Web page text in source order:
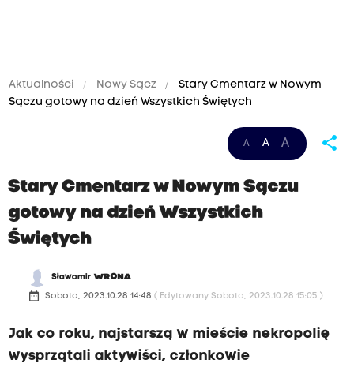
Aktualności Nowy Sącz
Stary Cmentarz w Nowym
Sączu gotowy na dzień Wszystkich Świętych
A A A share
Stary Cmentarz w Nowym Sączu
gotowy na dzień Wszystkich
Świętych
SławomirWRONA
date_range Sobota, 2023.10.28 14:48 ( Edytowany Sobota, 2023.10.28 15:05 )
Jak co roku, najstarszą w mieście nekropolię
wysprzątali aktywiści, członkowie